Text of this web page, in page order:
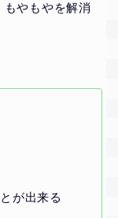
もやもやを解消
が出来る